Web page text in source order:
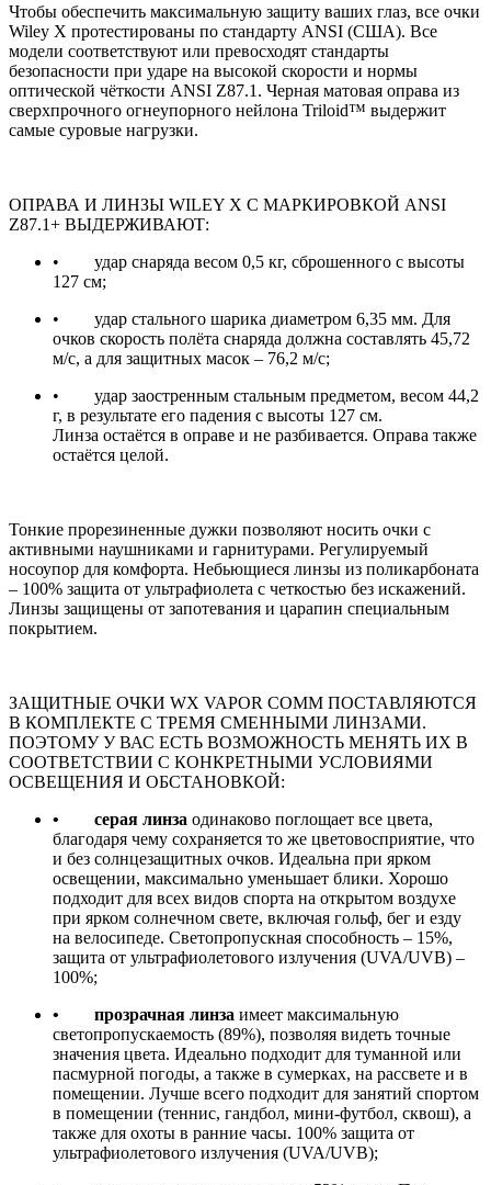
Чтобы обеспечить максимальную защиту ваших глаз, все очки
Wiley X протестированы по стандарту ANSI (США). Все
модели соответствуют или превосходят стандарты
безопасности при ударе на высокой скорости и нормы
оптической чёткости ANSI Z87.1. Черная матовая оправа из
сверхпрочного огнеупорного нейлона Triloid™ выдержит
самые суровые нагрузки.
ОПРАВА И ЛИНЗЫ WILEY X С МАРКИРОВКОЙ ANSI
Z87.1+ ВЫДЕРЖИВАЮТ:
• удар снаряда весом 0,5 кг, сброшенного с высоты
127 см;
• удар стального шарика диаметром 6,35 мм. Для
очков скорость полёта снаряда должна составлять 45,72
м/с, а для защитных масок – 76,2 м/с;
• удар заостренным стальным предметом, весом 44,2
г, в результате его падения с высоты 127 см.
Линза остаётся в оправе и не разбивается. Оправа также
остаётся целой.
Тонкие прорезиненные дужки позволяют носить очки с
активными наушниками и гарнитурами. Регулируемый
носоупор для комфорта. Небьющиеся линзы из поликарбоната
– 100% защита от ультрафиолета с четкостью без искажений.
Линзы защищены от запотевания и царапин специальным
покрытием.
ЗАЩИТНЫЕ ОЧКИ WX VAPOR COMM ПОСТАВЛЯЮТСЯ
В КОМПЛЕКТЕ С ТРЕМЯ СМЕННЫМИ ЛИНЗАМИ.
ПОЭТОМУ У ВАС ЕСТЬ ВОЗМОЖНОСТЬ МЕНЯТЬ ИХ В
СООТВЕТСТВИИ С КОНКРЕТНЫМИ УСЛОВИЯМИ
ОСВЕЩЕНИЯ И ОБСТАНОВКОЙ:
• серая линза одинаково поглощает все цвета,
благодаря чему сохраняется то же цветовосприятие, что
и без солнцезащитных очков. Идеальна при ярком
освещении, максимально уменьшает блики. Хорошо
подходит для всех видов спорта на открытом воздухе
при ярком солнечном свете, включая гольф, бег и езду
на велосипеде. Светопропускная способность – 15%,
защита от ультрафиолетового излучения (UVA/UVB) –
100%;
• прозрачная линза имеет максимальную
светопропускаемость (89%), позволяя видеть точные
значения цвета. Идеально подходит для туманной или
пасмурной погоды, а также в сумерках, на рассвете и в
помещении. Лучше всего подходит для занятий спортом
в помещении (теннис, гандбол, мини-футбол, сквош), а
также для охоты в ранние часы. 100% защита от
ультрафиолетового излучения (UVA/UVB);